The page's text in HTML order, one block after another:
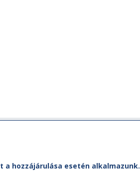
csoport tagjai
Jogi útmutatás
hozzájárulása esetén alkalmazunk.